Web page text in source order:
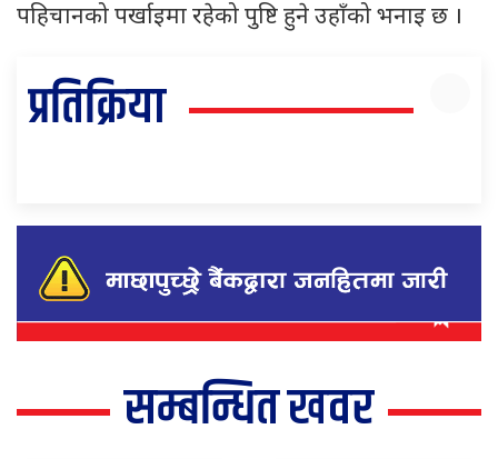
पहिचानको पर्खाइमा रहेको पुष्टि हुने उहाँको भनाइ छ ।
प्रतिक्रिया
सम्बन्धित खवर